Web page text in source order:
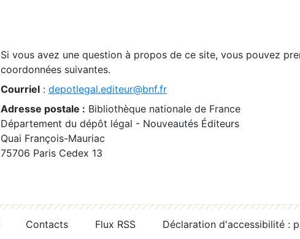
Si vous avez une question à propos de ce site, vous pouvez
coordonnées suivantes.
Courriel : depotlegal.editeur@bnf.fr
Adresse postale : Bibliothèque nationale de France
Département du dépôt légal - Nouveautés Éditeurs
Quai François-Mauriac
75706 Paris Cedex 13
Contacts Flux RSS Déclaration d'accessibilité :